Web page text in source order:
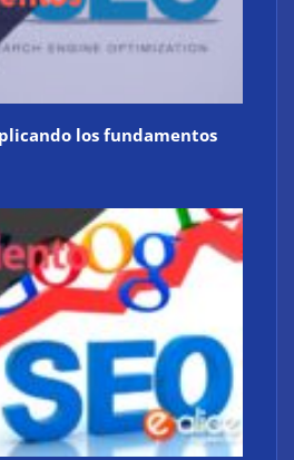
los fundamentos